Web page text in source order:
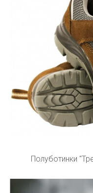
Полуботинки